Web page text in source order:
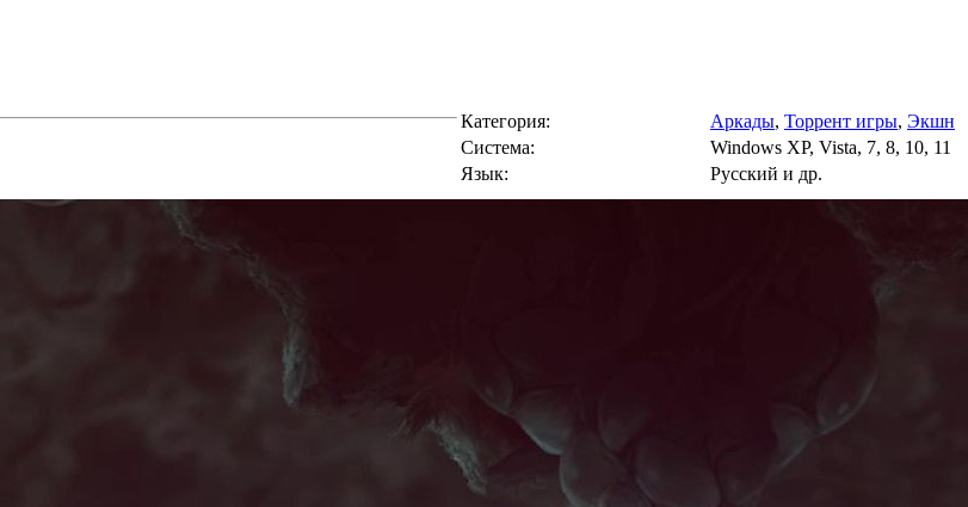
Категория: Аркады, Торрент игры, Экшн
Cистема:
Windows XP, Vista, 7, 8, 10, 11
Язык:
Русский и др.